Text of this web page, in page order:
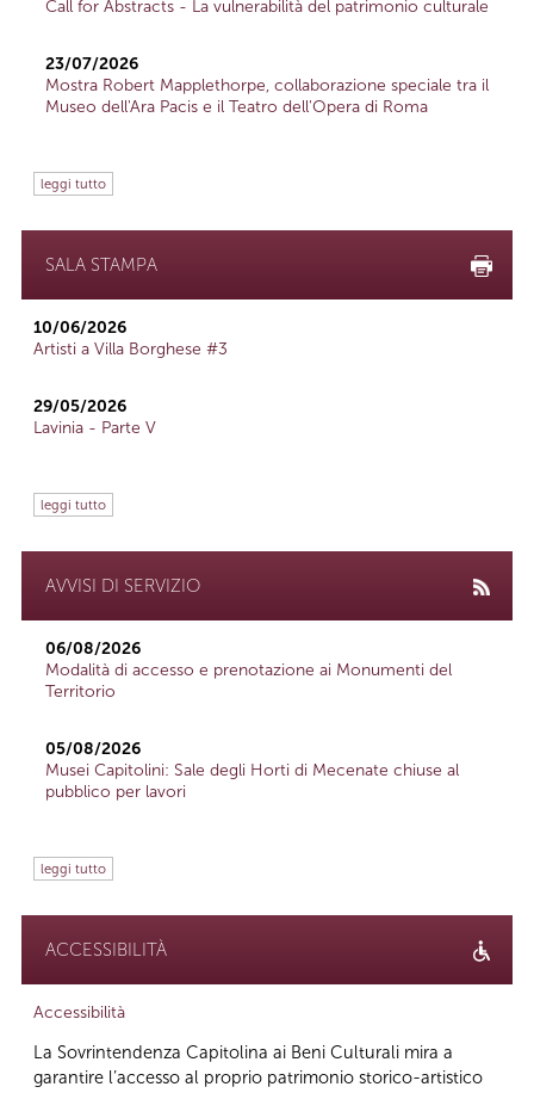
Call for Abstracts - La vulnerabilità del patrimonio culturale
23/07/2026
Mostra Robert Mapplethorpe, collaborazione speciale tra il
Museo dell'Ara Pacis e il Teatro dell'Opera di Roma
leggi tutto
SALA STAMPA
10/06/2026
Artisti a Villa Borghese #3
29/05/2026
Lavinia - Parte V
leggi tutto
AVVISI DI SERVIZIO
06/08/2026
Modalità di accesso e prenotazione ai Monumenti del
Territorio
05/08/2026
Musei Capitolini: Sale degli Horti di Mecenate chiuse al
pubblico per lavori
leggi tutto
ACCESSIBILITÀ
Accessibilità
La Sovrintendenza Capitolina ai Beni Culturali mira a
garantire l’accesso al proprio patrimonio storico-artistico